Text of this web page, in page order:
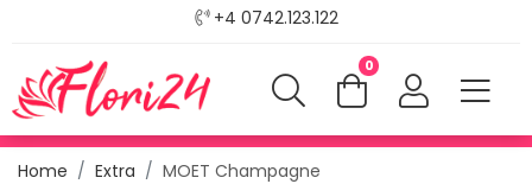
+4 0742.123.122
0
Home Extra MOET Champagne